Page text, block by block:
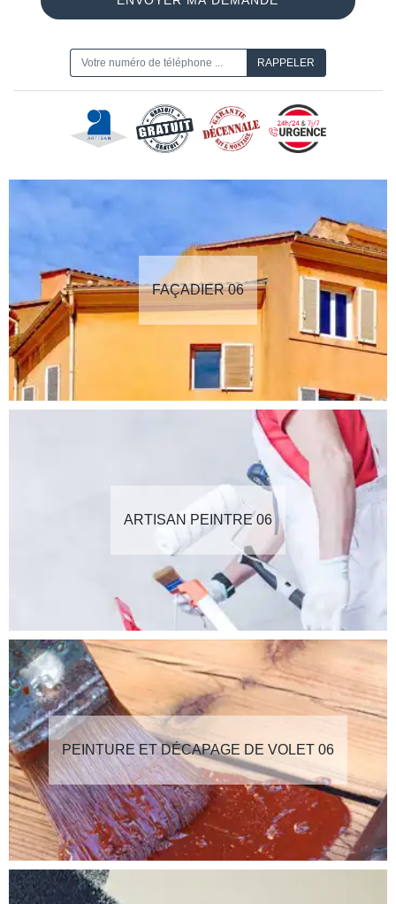
FAÇADIER 06
ARTISAN PEINTRE 06
PEINTURE ET DÉCAPAGE DE VOLET 06